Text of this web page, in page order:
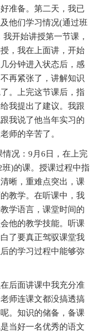
准备。第二天，我已
他们学习情况(通过班
开始讲授第一节课，
，我在上面讲，开始
分钟进入状态后，感
再紧张了，讲解知识
。上完这节课后，指
我提出了建议。我跟
我说了他当年实习的
师的辛苦了。
况：9月6日，在上完
)的课。授课过程中指
晰，重难点突出，课
教学。在听课中，我
学语言，课堂时间的
他的教学技能。听课
了要真正驾驭课堂我
的学习过程中能够弥
后面讲课中我充分准
师连课文都没搞透搞
。知识的储备，备课
当好一名优秀的语文